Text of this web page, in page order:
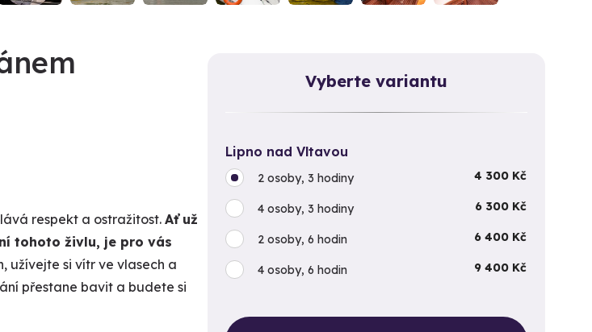
Vyberte variantu
Lipno nad Vltavou
2 osoby, 3 hodiny 4 300 Kč
4 osoby, 3 hodiny 6 300 Kč
2 osoby, 6 hodin 6 400 Kč
4 osoby, 6 hodin 9 400 Kč
respekt a ostražitost. Ať už
tohoto živlu, je pro vás
užívejte si vítr ve vlasech a
přestane bavit a budete si